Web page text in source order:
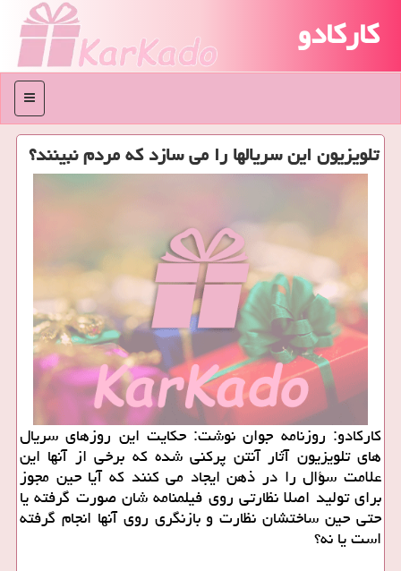
کارکادو
منو
تلویزیون این سریالها را می سازد كه مردم نبینند؟
كاركادو: روزنامه جوان نوشت: حكایت این روزهای سریال
های تلویزیون آثار آنتن پركنی شده كه برخی از آنها این
علامت سؤال را در ذهن ایجاد می كنند كه آیا حین مجوز
برای تولید اصلا نظارتی روی فیلمنامه شان صورت گرفته یا
حتی حین ساختشان نظارت و بازنگری روی آنها انجام گرفته
است یا نه؟